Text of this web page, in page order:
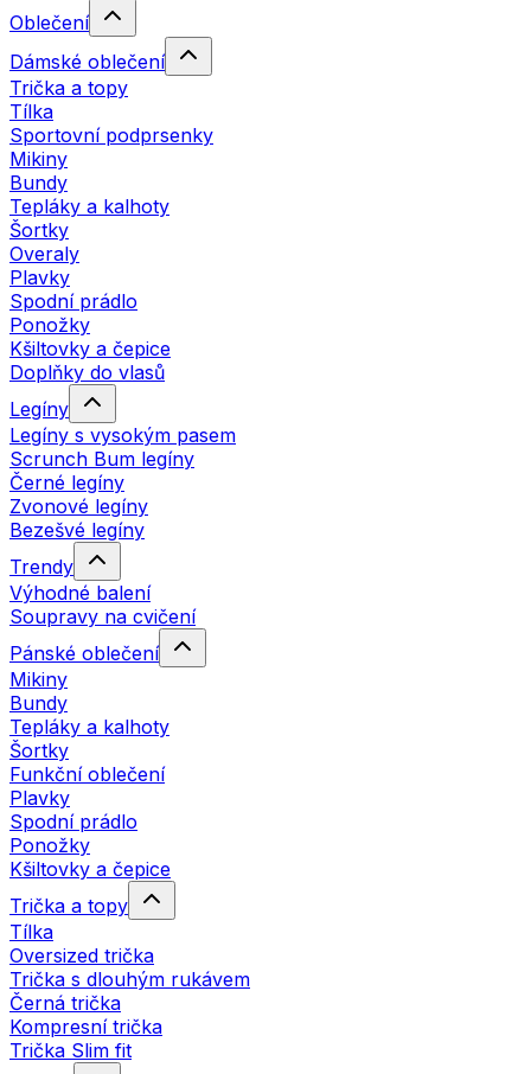
Oblečení
Dámské oblečení
Trička a topy
Tílka
Sportovní podprsenky
Mikiny
Bundy
Tepláky a kalhoty
Šortky
Overaly
Plavky
Spodní prádlo
Ponožky
Kšiltovky a čepice
Doplňky do vlasů
Legíny
Legíny s vysokým pasem
Scrunch Bum legíny
Černé legíny
Zvonové legíny
Bezešvé legíny
Trendy
Výhodné balení
Soupravy na cvičení
Pánské oblečení
Mikiny
Bundy
Tepláky a kalhoty
Šortky
Funkční oblečení
Plavky
Spodní prádlo
Ponožky
Kšiltovky a čepice
Trička a topy
Tílka
Oversized trička
Trička s dlouhým rukávem
Černá trička
Kompresní trička
Trička Slim fit